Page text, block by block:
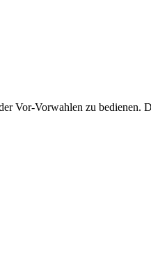
Vor-Vorwahlen zu bedienen.